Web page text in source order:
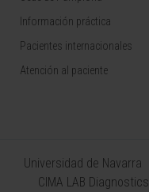
Información práctica
Pacientes internacionales
Atención al paciente
Universidad de Navarra
CIMA LAB Diagnostics